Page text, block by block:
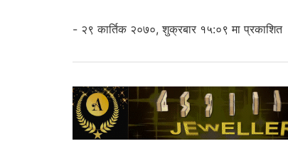
- २९ कार्तिक २०७०, शुक्रबार १५:०९ मा प्रकाशित